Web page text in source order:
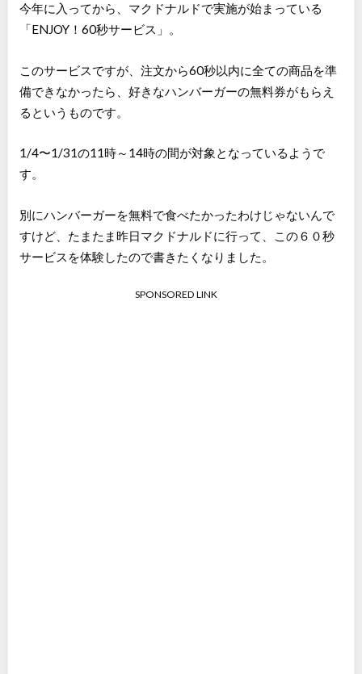
今年に入ってから、マクドナルドで実施が始まっている
「ENJOY！60秒サービス」。
このサービスですが、注文から60秒以内に全ての商品を準
備できなかったら、好きなハンバーガーの無料券がもらえ
るというものです。
1/4〜1/31の11時～14時の間が対象となっているようで
す。
別にハンバーガーを無料で食べたかったわけじゃないんで
すけど、たまたま昨日マクドナルドに行って、この６０秒
サービスを体験したので書きたくなりました。
SPONSORED LINK